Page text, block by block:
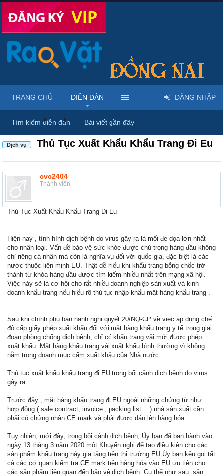
Diễn đàn ... Rao vặt tổng hợp - Uy tín - Miễn phí
Dịch vụ Thủ Tục Xuất Khẩu Khẩu Trang Đi Eu
cvc2404
Thành viên
Thủ Tục Xuất Khẩu Khẩu Trang Đi Eu
Hiện nay , tình hình dịch bệnh do virus gây ra là mối đe dọa lớn nhất
cho nhân loại. Vấn đề bảo vệ sức khỏe được chú trọng hàng đầu không
chỉ riêng cá nhân mà còn là nghĩa vụ đối với quốc gia, đặc biệt là các
nước thuộc liên minh EU. Thật dễ hiểu khi khẩu trang bỗng chốc trở
thành từ khóa hàng đầu được tìm kiếm nhiều nhất trên mạng xã hội.
Việc này sẽ là cơ hội cho rất nhiều doanh nghiệp sản xuất và kinh
doanh khẩu trang nếu hiểu rõ thủ tục nhập khẩu mặt hàng khẩu trang .
Sau khi chính phủ ban hành nghị quyết 20/NQ-CP về việc áp dụng chế
độ cấp giấy phép xuất khẩu đối với mặt hàng khẩu trang y tế trong giai
đoạn phòng chống dịch bệnh, chỉ có khẩu trang vải mới được phép
xuất khẩu. Mặt hàng khẩu trang vải xuất khẩu bình thường vì không
nằm trong doanh mục cấm xuất khẩu của Nhà nước.
Thủ tục xuất khẩu khẩu trang đi EU trong bối cảnh dịch bệnh do virus
gây ra
Trước đây , mặt hàng khẩu trang đi EU ngoài những chứng từ như :
hợp đồng ( sale contract, invoice , packing list …) nhà sản xuất cần
phải có chứng nhận CE mark và phải được dán lên hàng hóa
Tuy nhiên, mới đây, trong bối cảnh dịch bệnh, Ủy ban đã ban hành vào
ngày 13 tháng 3 năm 2020 một Khuyến nghị để tạo điều kiện cho các
sản phẩm khẩu trang này gia tăng trên thị trường EU.Ủy ban kêu gọi tất
cả các cơ quan kiểm tra CE mark trên hàng hóa vào EU ưu tiên cho
các sản phẩm liên quan đến bảo vệ dịch bệnh. Cụ thể như sau: sản
TRANG CHỦ DIỄN ĐÀN
Tìm kiếm diễn đàn Bài viết gần đây
ĐĂNG NHẬP